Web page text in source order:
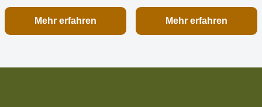
Mehr erfahren Mehr erfahren